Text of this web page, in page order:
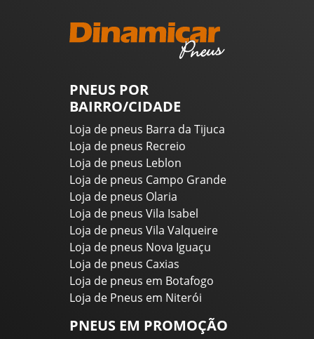
PNEUS POR
BAIRRO/CIDADE
Loja de pneus Barra da Tijuca
Loja de pneus Recreio
Loja de pneus Leblon
Loja de pneus Campo Grande
Loja de pneus Olaria
Loja de pneus Vila Isabel
Loja de pneus Vila Valqueire
Loja de pneus Nova Iguaçu
Loja de pneus Caxias
Loja de pneus em Botafogo
Loja de Pneus em Niterói
PNEUS EM PROMOÇÃO